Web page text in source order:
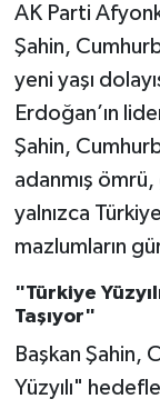
AK Parti
Şahin,
yeni yaşı
Erdoğan’ın
Şahin,
adanmış
yalnızca
mazlumların
"Türkiye
Taşıyor"
Başkan Şahin,
Yüzyılı"